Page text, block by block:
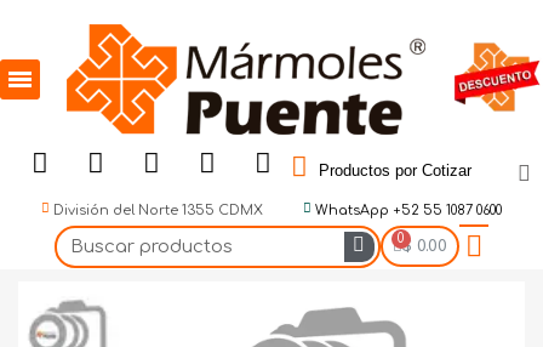
Productos por Cotizar
División del Norte 1355 CDMX WhatsApp +52 55 1087 0600
$ 0.00